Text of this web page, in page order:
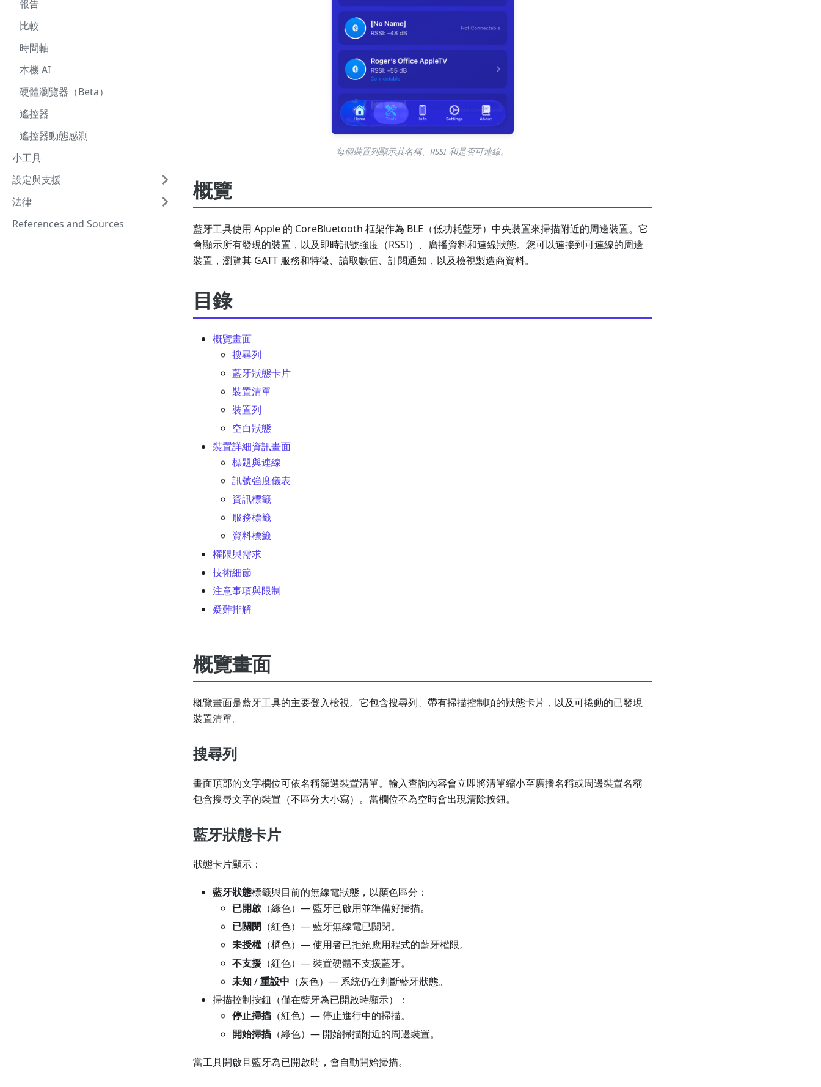
報告
比較
時間軸
本機 AI
硬體瀏覽器（Beta）
遙控器
遙控器動態感測
小工具
設定與支援
法律
References and Sources
每個裝置列顯示其名稱、RSSI 和是否可連線。
概覽
藍牙工具使用 Apple 的 CoreBluetooth 框架作為 BLE（低功耗藍牙）中央裝置來掃描附近的周邊裝置。它
會顯示所有發現的裝置，以及即時訊號強度（RSSI）、廣播資料和連線狀態。您可以連接到可連線的周邊
裝置，瀏覽其 GATT 服務和特徵、讀取數值、訂閱通知，以及檢視製造商資料。
目錄
概覽畫面
搜尋列
藍牙狀態卡片
裝置清單
裝置列
空白狀態
裝置詳細資訊畫面
標題與連線
訊號強度儀表
資訊標籤
服務標籤
資料標籤
權限與需求
技術細節
注意事項與限制
疑難排解
概覽畫面
概覽畫面是藍牙工具的主要登入檢視。它包含搜尋列、帶有掃描控制項的狀態卡片，以及可捲動的已發現
裝置清單。
搜尋列
畫面頂部的文字欄位可依名稱篩選裝置清單。輸入查詢內容會立即將清單縮小至廣播名稱或周邊裝置名稱
包含搜尋文字的裝置（不區分大小寫）。當欄位不為空時會出現清除按鈕。
藍牙狀態卡片
狀態卡片顯示：
藍牙狀態標籤與目前的無線電狀態，以顏色區分：
已開啟 （綠色）— 藍牙已啟用並準備好掃描。
已關閉 （紅色）— 藍牙無線電已關閉。
未授權 （橘色）— 使用者已拒絕應用程式的藍牙權限。
不支援 （紅色）— 裝置硬體不支援藍牙。
未知/重設中 （灰色）— 系統仍在判斷藍牙狀態。
掃描控制按鈕（僅在藍牙為已開啟時顯示）：
停止掃描 （紅色）— 停止進行中的掃描。
開始掃描 （綠色）— 開始掃描附近的周邊裝置。
當工具開啟且藍牙為已開啟時，會自動開始掃描。